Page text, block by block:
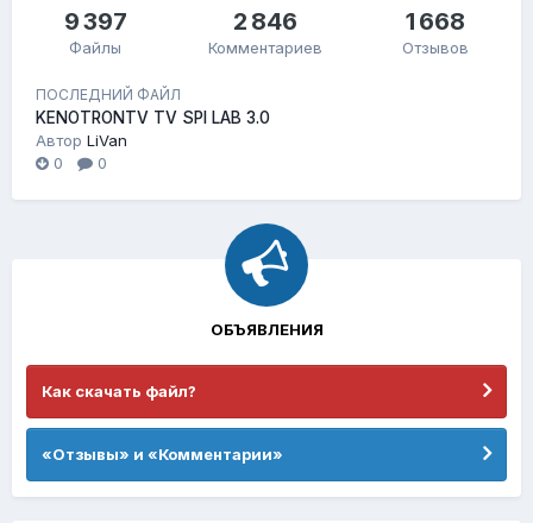
9 397
Файлы
2 846
Комментариев
1 668
Отзывов
ПОСЛЕДНИЙ ФАЙЛ
KENOTRONTV TV SPI LAB 3.0
Автор LiVan
0
0
ОБЪЯВЛЕНИЯ
Как скачать файл?
«Отзывы» и «Комментарии»